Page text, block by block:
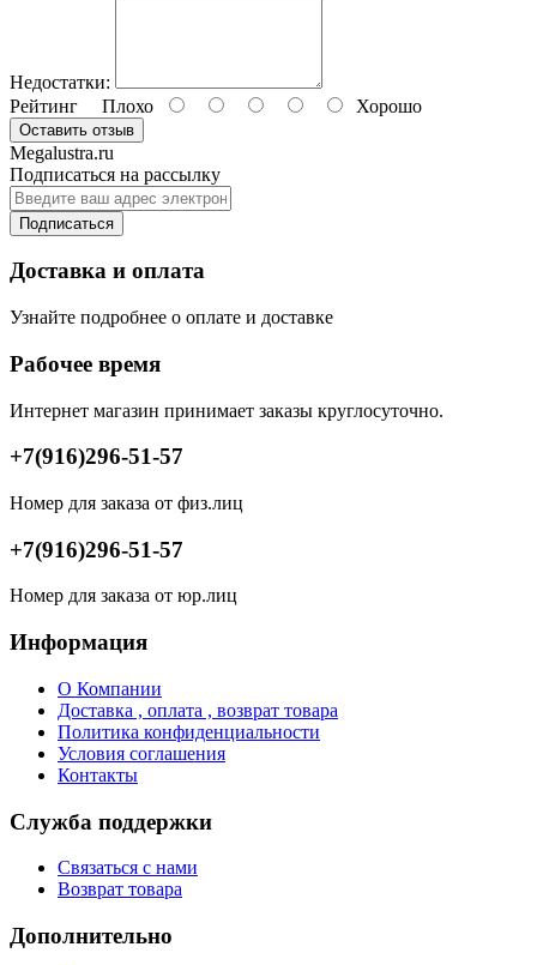
Недостатки:
Рейтинг Плохо Хорошо
Оставить отзыв
Megalustra.ru
Подписаться на рассылку
Подписаться
Доставка и оплата
Узнайте подробнее о оплате и доставке
Рабочее время
Интернет магазин принимает заказы круглосуточно.
+7(916)296-51-57
Номер для заказа от физ.лиц
+7(916)296-51-57
Номер для заказа от юр.лиц
Информация
О Компании
Доставка , оплата , возврат товара
Политика конфиденциальности
Условия соглашения
Контакты
Служба поддержки
Связаться с нами
Возврат товара
Дополнительно